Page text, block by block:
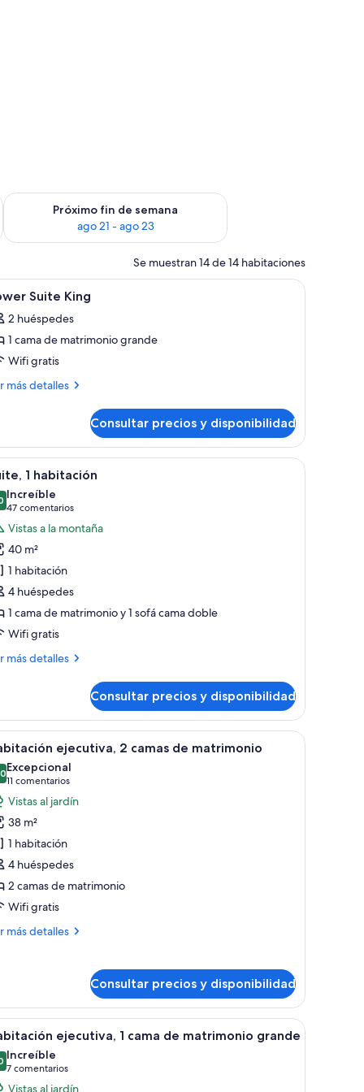
semana, ago 14 - ago 16
Próximo fin de semana
ago 21 - ago 23
Consulta la disponibilidad para el próximo fin de semana,
Se muestran 14 de 14 habitaciones
camas, una silla, televisor y ventana con cortinas.Un dormitorio con cama, cómoda, televisor
2 Suite King
2 huéspedes
1 cama de matrimonio grande
Wifi gratis
más detalles
Consultar precios y disponibilidad
televisor y un comedor con mesa y sillas.Suite, 1 habitación | Zona de estar | Una
5 1 habitación
de 10
Increíble
47 comentarios
(47 comentarios)
Vistas a la montaña
40 m²
1 habitación
4 huéspedes
1 cama de matrimonio y 1 sofá cama doble
Wifi gratis
más detalles
Consultar precios y disponibilidad
armarios de madera y electrodomésticos de acero inoxidable.
de planchar con plancha, wifi gratis y ropa de cama
Habitación de hotel con dos camas, un
7 ejecutiva, 2 camas de matrimonio
de 10
Excepcional
11 comentarios
(11 comentarios)
Vistas al jardín
38 m²
1 habitación
4 huéspedes
2 camas de matrimonio
Wifi gratis
más detalles
Consultar precios y disponibilidad
dos lámparas de noche, un sofá, una mesita y vistas a edificios a través
Una habitación de hotel con una cama
8 ejecutiva, 1 cama de matrimonio grande
de 10
Increíble
7 comentarios
(7 comentarios)
Vistas al jardín